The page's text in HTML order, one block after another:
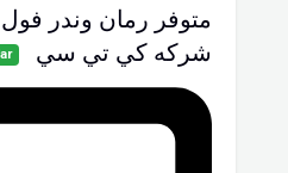
متوفر رمان وندر
شركه كي تي سي